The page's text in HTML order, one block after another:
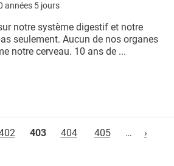
années 5 jours
notre système digestif et notre
seulement. Aucun de nos organes
notre cerveau. 10 ans de ...
403 404 405 … ›